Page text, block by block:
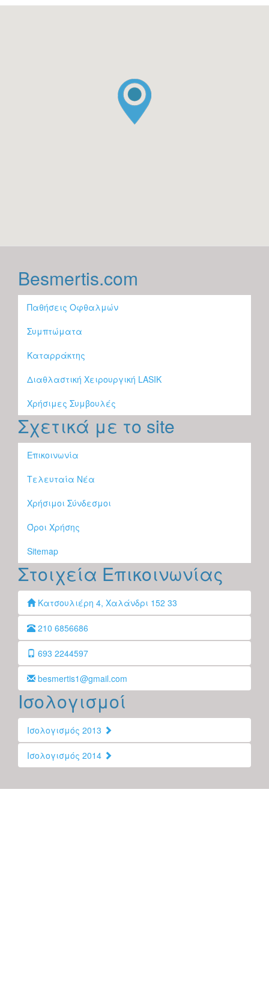
Besmertis.com
Παθήσεις Οφθαλμών
Συμπτώματα
Καταρράκτης
Διαθλαστική Χειρουργική LASIK
Χρήσιμες Συμβουλές
Σχετικά με το site
Επικοινωνία
Τελευταία Νέα
Χρήσιμοι Σύνδεσμοι
Όροι Χρήσης
Sitemap
Στοιχεία Επικοινωνίας
Κατσουλιέρη 4, Χαλάνδρι 152 33
210 6856686
693 2244597
besmertis1@gmail.com
Ισολογισμοί
Ισολογισμός 2013
Ισολογισμός 2014